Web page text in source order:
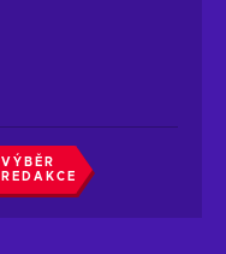
VÝBĚR
REDAKCE